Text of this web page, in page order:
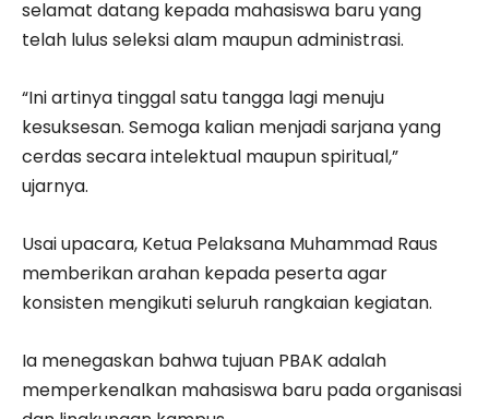
selamat datang kepada mahasiswa baru yang
telah lulus seleksi alam maupun administrasi.
“Ini artinya tinggal satu tangga lagi menuju
kesuksesan. Semoga kalian menjadi sarjana yang
cerdas secara intelektual maupun spiritual,”
ujarnya.
Usai upacara, Ketua Pelaksana Muhammad Raus
memberikan arahan kepada peserta agar
konsisten mengikuti seluruh rangkaian kegiatan.
Ia menegaskan bahwa tujuan PBAK adalah
memperkenalkan mahasiswa baru pada organisasi